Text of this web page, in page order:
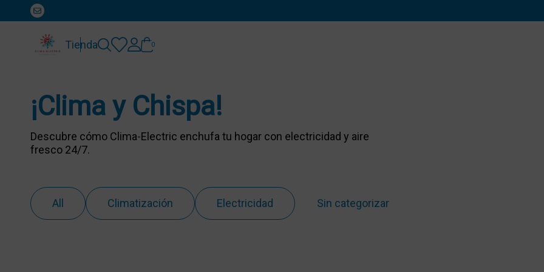
Tienda 0
¡Clima y Chispa!
Descubre cómo Clima-Electric enchufa tu hogar con electricidad y aire
fresco 24/7.
All Climatización Electricidad Sin categorizar